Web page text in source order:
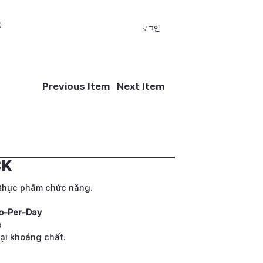
로그인
Next Item
Previous Item
phẩm chức năng.
Per-Day
khoáng chất.